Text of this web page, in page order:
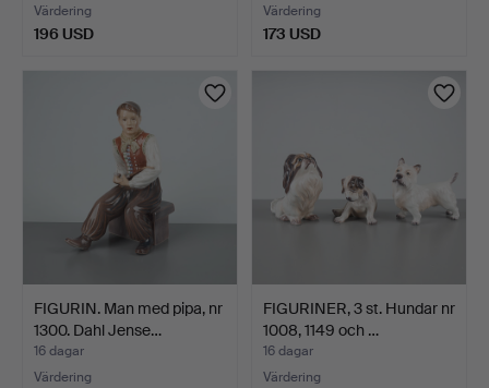
Värdering
196 USD
Värdering
173 USD
FIGURIN. Man med pipa, nr
1300. Dahl Jense…
16 dagar
Värdering
FIGURINER, 3 st. Hundar nr
1008, 1149 och …
16 dagar
Värdering